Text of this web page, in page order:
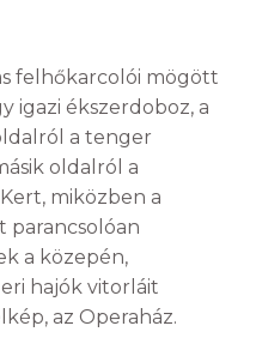
felhőkarcolói mögött
igazi ékszerdoboz, a
a tenger
oldalról a
miközben a
a közepén,
hajók vitorláit
az Operaház.